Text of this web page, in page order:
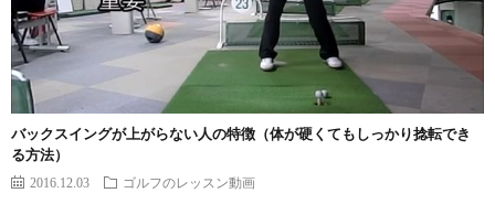
バックスイングが上がらない人の特徴（体が硬くてもしっかり捻転でき
る方法）
2016.12.03 ゴルフのレッスン動画